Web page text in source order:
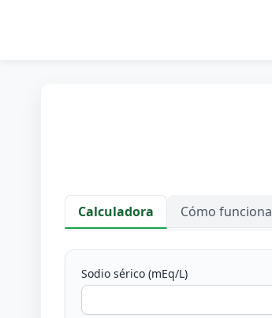
Calculadora Cómo funciona
Calculadora
Sodio sérico (mEq/L)